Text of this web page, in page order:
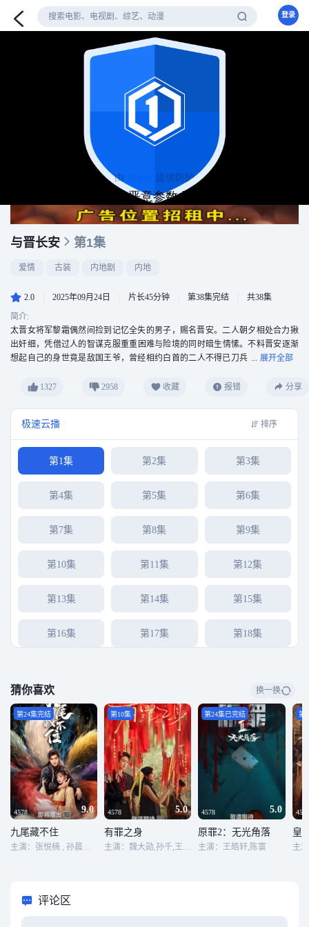
登录
与晋长安 第1集
爱情 古装 内地剧 内地
2.0 2025年09月24日 片长45分钟 第38集完结
共38集
简介:
太晋女将军黎霜偶然间捡到记忆全失的男子，赐名晋安。二人朝夕相处合力揪
出奸细，凭借过人的智谋克服重重困难与险境的同时暗生情愫。不料晋安逐渐
想起自己的身世竟是敌国王爷，曾经相约白首的二人不得已刀兵
1327
2958 收藏 报错 分享
极速云播 排序
第1集 第2集 第3集
第4集 第5集 第6集
第7集 第8集 第9集
第10集 第11集 第12集
第13集 第14集 第15集
第16集 第17集 第18集
第22集 第23集 第24集
第25集 第26集 第27集
第28集 第29集 第30集
第31集 第32集
第34集 第35集 第36集
猜你喜欢 换一换
4578 9.0
第24集完结
九尾藏不住
主演：张悦楠 , 孙晨竣 , 张炯敏 , 王星玮 , 王嘉丽 , 张龄汐 , 张清 , 张飞飞 , 齐伟 , 李思聪 , 宗峰岩 , 田京凡 , 丁子迪
4578 5.0
第10集
有罪之身
主演：魏大勋,孙千,王龙正,高至霆,王真儿,吴刚,李传缨,张帆,林鹏,石文中,杨子骅,曲高位,王维申,扈天翼,肖鼎臣,徐思雨,李艺科,侯拂明,星棋
4578 5.0
第24集已完结
原罪2：无光角落
主演：王皓轩,陈寰
4578
第
皇
评论区